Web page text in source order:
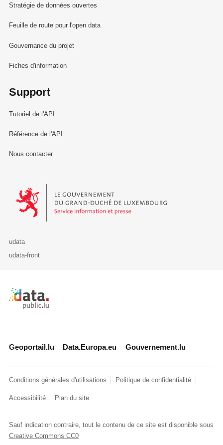
Stratégie de données ouvertes
Feuille de route pour l'open data
Gouvernance du projet
Fiches d'information
Support
Tutoriel de l'API
Référence de l'API
Nous contacter
Le Gouvernement du Grand-Duché de Luxembourg - Service
udata
udata-front
Retour à l'accueil de data.public.lu
Geoportail.lu Data.Europa.eu Gouvernement.lu
Conditions générales d'utilisations Politique de confidentialité
Accessibilité Plan du site
Sauf indication contraire, tout le contenu de ce site est disponible sous
Creative Commons CC0